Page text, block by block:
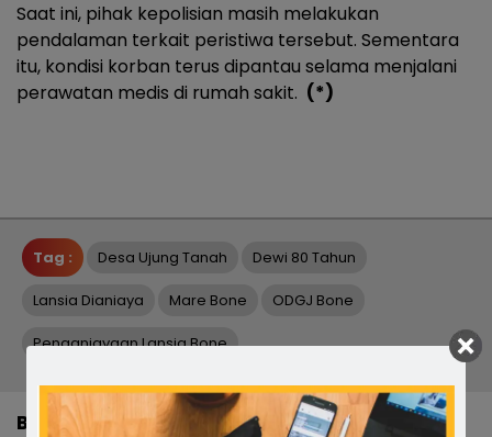
Saat ini, pihak kepolisian masih melakukan
pendalaman terkait peristiwa tersebut. Sementara
itu, kondisi korban terus dipantau selama menjalani
perawatan medis di rumah sakit. (*)
Tag : Desa Ujung Tanah Dewi 80 Tahun
Lansia Dianiaya Mare Bone ODGJ Bone
Penganiayaan Lansia Bone
BERITA TERKAIT